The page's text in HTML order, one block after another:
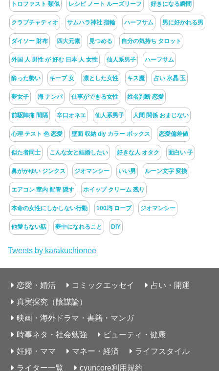
トロファスト 類似 レシピ ノート ルーズリーフ 好きになる瞬間
クラブチャティオ サムハラ神社 指輪 ハーフサム 男に好かれる男
ダイソー 財布 四大元素 見つめる 自分の気持ち タロット
外国 人 男性 が 好む 日本 人 女性 仙人系男子 ハーフサム
酔った勢い キープ 女 凛とした女性 キス魔 占い 水晶 玉
夢女子 海 ナンパ 仕事ができる女性 姓名判断 恋愛
前駆陣痛 間隔 辛口オネエ 仙人系男子 人間 関係 おまじない
心理 テスト 色 恋愛 壁面 収納 diy カラー ボックス 恋愛偏差値
似た者同士 こんな女と結婚したい 好きな人 オタク 面白い 子
鼻がかゆい ジンクス ジオマンシー いい男 ルーン文字 変換
エアコン 室内 配管 隠す ホイップ クリーム 残り
本命の女性にしかしない行動 100均 ロープ ジオマンシー
他愛もない話 夢中になれること DIY
Tweets by karakuchionee
恋愛・婚活 コミックエッセイ
占い・開運
真実探究（陰謀論）
映画・海外ドラマ・書籍・マンガ
時事ネタ・社会勉強
ビューティ・健康
妊婦・ママ
マネー・経済
ライフスタイル
ライター一覧
cyuncore利用規約